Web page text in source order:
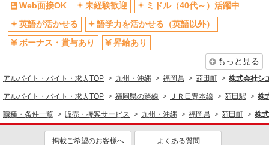
Web面接OK
未経験歓迎
ミドル（40代～）活躍中
英語が活かせる
語学力を活かせる（英語以外）
ボーナス・賞与あり
昇給あり
もっと見る
アルバイト・バイト・求人TOP 九州・沖縄 福岡県 苅田町 株式会社シ
アルバイト・バイト・求人TOP 福岡県の路線 ＪＲ日豊本線 苅田駅 株
職種・条件一覧 販売・接客サービス 九州・沖縄 福岡県 苅田町 株
掲載ご希望のお客様へ よくある質問